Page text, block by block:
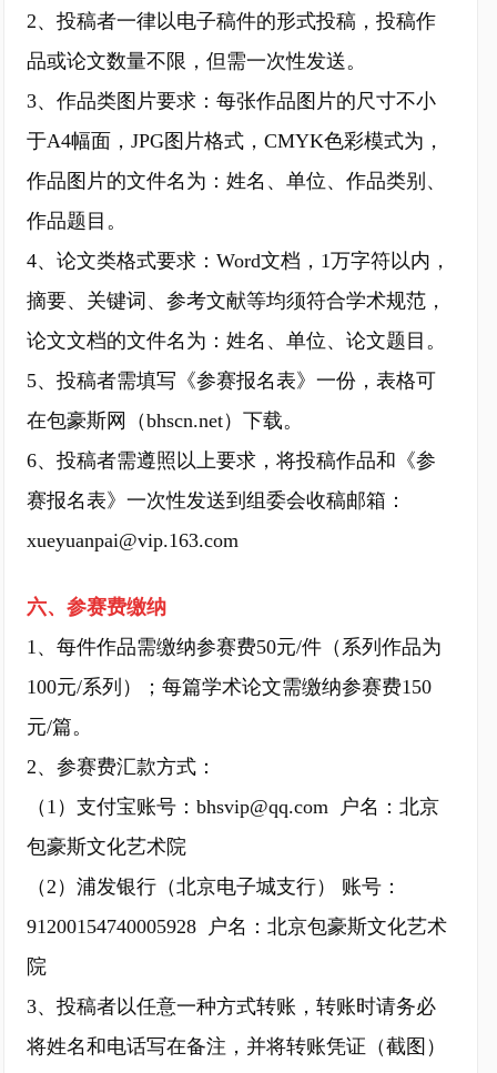
2、投稿者一律以电子稿件的形式投稿，投稿作
品或论文数量不限，但需一次性发送。
3、作品类图片要求：每张作品图片的尺寸不小
于A4幅面，JPG图片格式，CMYK色彩模式为，
作品图片的文件名为：姓名、单位、作品类别、
作品题目。
4、论文类格式要求：Word文档，1万字符以内，
摘要、关键词、参考文献等均须符合学术规范，
论文文档的文件名为：姓名、单位、论文题目。
5、投稿者需填写《参赛报名表》一份，表格可
在包豪斯网（bhscn.net）下载。
6、投稿者需遵照以上要求，将投稿作品和《参
赛报名表》一次性发送到组委会收稿邮箱：
xueyuanpai@vip.163.com
六、参赛费缴纳
1、每件作品需缴纳参赛费50元/件（系列作品为
100元/系列）；每篇学术论文需缴纳参赛费150
元/篇。
2、参赛费汇款方式：
（1）支付宝账号：bhsvip@qq.com 户名：北京
包豪斯文化艺术院
（2）浦发银行（北京电子城支行） 账号：
91200154740005928 户名：北京包豪斯文化艺术
院
3、投稿者以任意一种方式转账，转账时请务必
将姓名和电话写在备注，并将转账凭证（截图）